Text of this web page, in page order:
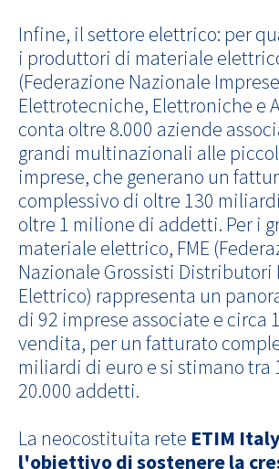
Infine, il settore elettrico: per
i produttori di materiale
(Federazione Nazionale Imprese
Elettrotecniche, Elettroniche e
conta oltre 8.000 aziende
grandi multinazionali alle
imprese, che generano un
complessivo di oltre 130
oltre 1 milione di addetti. Per i
materiale elettrico, FME
Nazionale Grossisti Distributori
Elettrico) rappresenta un
di 92 imprese associate e circa
vendita, per un fatturato
miliardi di euro e si stimano tra
20.000 addetti.
La neocostituita rete ETIM
l'obiettivo di sostenere la